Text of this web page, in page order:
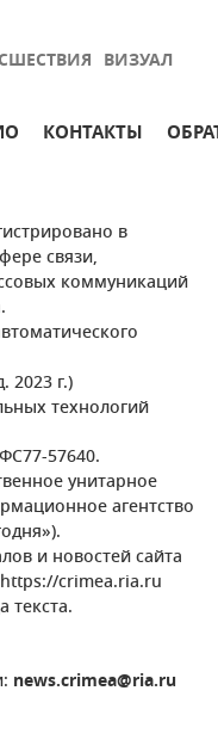
ВИЗУАЛ
КОНТАКТЫ
в
связи,
коммуникаций
2023 г.)
технологий
57640.
унитарное
агентство
и новостей сайта
crimea.ria.ru
текста.
news.crimea@ria.ru